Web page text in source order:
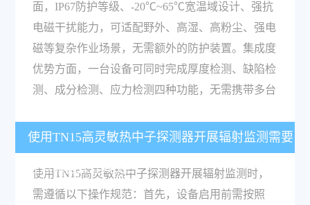
面，IP67防护等级、-20℃~65℃宽温域设计、强抗
电磁干扰能力，可适配野外、高湿、高粉尘、强电
磁等复杂作业场景，无需额外的防护装置。集成度
优势方面，一台设备可同时完成厚度检测、缺陷检
测、成分检测、应力检测四种功能，无需携带多台
使用TN15高灵敏热中子探测器开展辐射监测需要
注意哪些操作规范？
使用TN15高灵敏热中子探测器开展辐射监测时，
需遵循以下操作规范：首先，设备启用前需按照